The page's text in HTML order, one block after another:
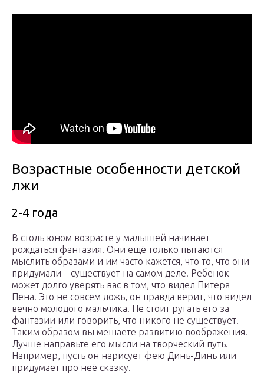
Возрастные особенности детской
лжи
2-4 года
В столь юном возрасте у малышей начинает
рождаться фантазия. Они ещё только пытаются
мыслить образами и им часто кажется, что то, что они
придумали – существует на самом деле. Ребенок
может долго уверять вас в том, что видел Питера
Пена. Это не совсем ложь, он правда верит, что видел
вечно молодого мальчика. Не стоит ругать его за
фантазии или говорить, что никого не существует.
Таким образом вы мешаете развитию воображения.
Лучше направьте его мысли на творческий путь.
Например, пусть он нарисует фею Динь-Динь или
придумает про неё сказку.